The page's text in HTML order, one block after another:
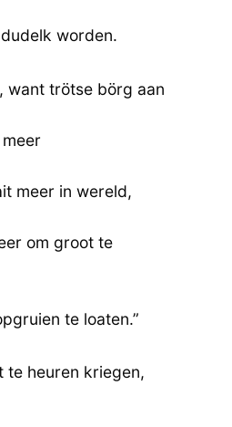
worden.
want trötse börg aan
meer in wereld,
om groot te
te loaten.”
te heuren kriegen,